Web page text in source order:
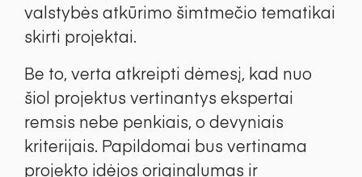
valstybės atkūrimo šimtmečio tematikai
skirti projektai.
Be to, verta atkreipti dėmesį, kad nuo
šiol projektus vertinantys ekspertai
remsis nebe penkiais, o devyniais
kriterijais. Papildomai bus vertinama
projekto idėjos originalumas ir